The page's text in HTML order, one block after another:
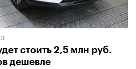
стоить 2,5 млн руб.
дешевле